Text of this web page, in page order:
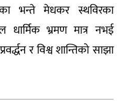
भन्ते मेधकर स्थविरका
धार्मिक भ्रमण मात्र नभई
र विश्व शान्तिको साझा